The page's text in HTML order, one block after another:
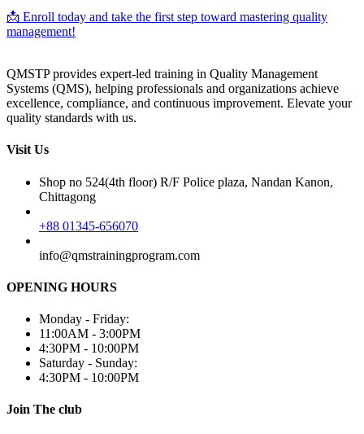
📩 Enroll today and take the first step toward mastering quality
management!
QMSTP provides expert-led training in Quality Management
Systems (QMS), helping professionals and organizations achieve
excellence, compliance, and continuous improvement. Elevate your
quality standards with us.
Visit Us
Shop no 524(4th floor) R/F Police plaza, Nandan Kanon,
Chittagong
+88 01345-656070
info@qmstrainingprogram.com
OPENING HOURS
Monday - Friday:
11:00AM - 3:00PM
4:30PM - 10:00PM
Saturday - Sunday:
4:30PM - 10:00PM
Join The club